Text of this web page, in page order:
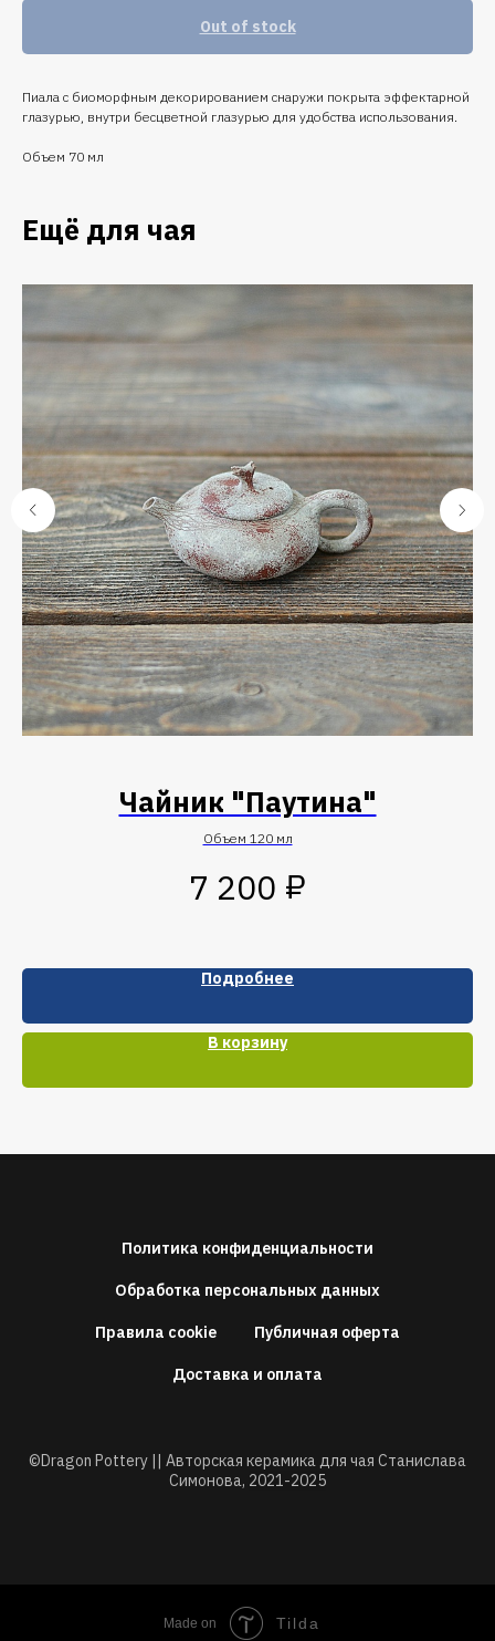
Out of stock
Пиала с биоморфным декорированием снаружи покрыта эффектарной
глазурью, внутри бесцветной глазурью для удобства использования.
Объем 70 мл
Ещё для чая
Чайник "Паутина"
Объем 120 мл
7 200 ₽
Подробнее
В корзину
Политика конфиденциальности
Обработка персональных данных
Правила cookie Публичная оферта
Доставка и оплата
©Dragon Pottery || Авторская керамика для чая Станислава
Симонова, 2021-2025
Made on Tilda